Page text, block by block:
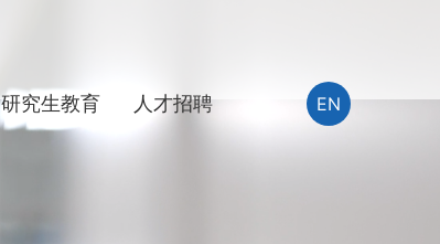
研究生教育 人才招聘 EN